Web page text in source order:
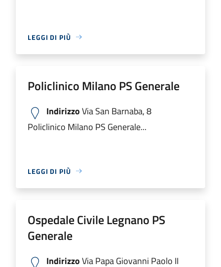
LEGGI DI PIÙ
Policlinico Milano PS Generale
IndirizzoVia San Barnaba, 8
Policlinico Milano PS Generale...
LEGGI DI PIÙ
Ospedale Civile Legnano PS
Generale
IndirizzoVia Papa Giovanni Paolo II